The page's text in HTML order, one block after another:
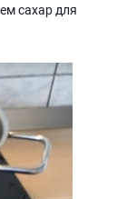
сахар для